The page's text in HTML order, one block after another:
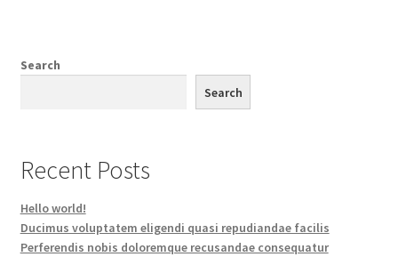
Search
Search
Recent Posts
Hello world!
Ducimus voluptatem eligendi quasi repudiandae facilis
Perferendis nobis doloremque recusandae consequatur